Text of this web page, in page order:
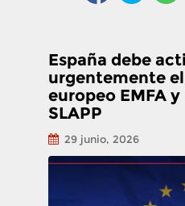
España debe
urgentemente
europeo EMFA
SLAPP
29 junio, 2026